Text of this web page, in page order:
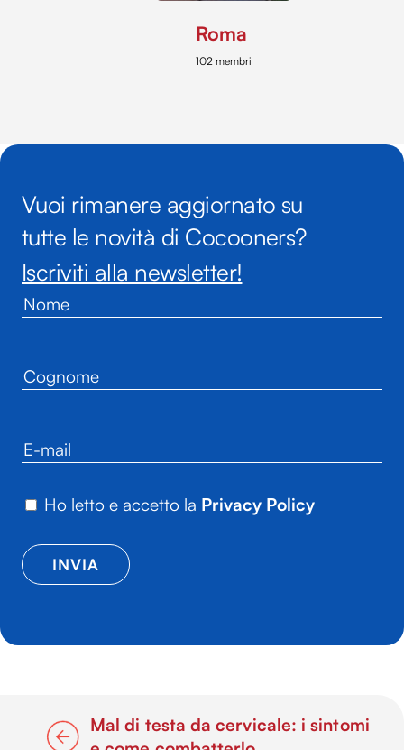
Roma
102 membri
Vuoi rimanere aggiornato su
tutte le novità di Cocooners?
Iscriviti alla newsletter!
Ho letto e accetto la Privacy Policy
Mal di testa da cervicale: i sintomi